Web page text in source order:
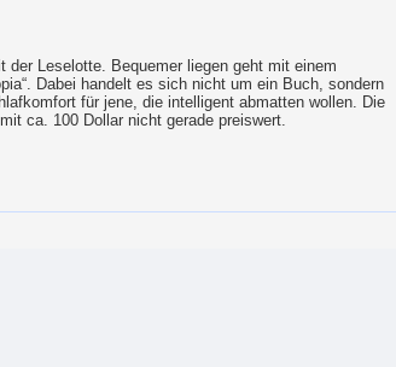
der Leselotte. Bequemer liegen geht mit einem
Dabei handelt es sich nicht um ein Buch, sondern
für jene, die intelligent abmatten wollen. Die
ca. 100 Dollar nicht gerade preiswert.